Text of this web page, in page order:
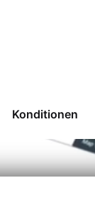
Konditionen